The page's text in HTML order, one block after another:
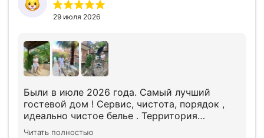
29 июля 2026
Были в июле 2026 года. Самый лучший
гостевой дом ! Сервис, чистота, порядок ,
идеально чистое белье . Территория
небольшая, но прекрасно благоустроена ,
Читать полностью